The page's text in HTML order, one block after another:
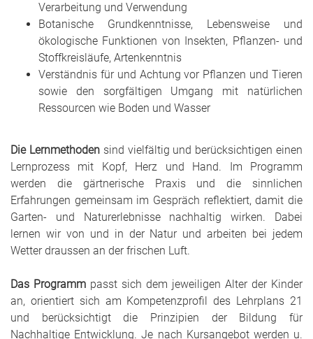
Verarbeitung und Verwendung
Botanische Grundkenntnisse, Lebensweise und
ökologische Funktionen von Insekten, Pflanzen- und
Stoffkreisläufe, Artenkenntnis
Verständnis für und Achtung vor Pflanzen und Tieren
sowie den sorgfältigen Umgang mit natürlichen
Ressourcen wie Boden und Wasser
Die Lernmethodensind vielfältig und berücksichtigen einen
Lernprozess mit Kopf, Herz und Hand. Im Programm
werden die gärtnerische Praxis und die sinnlichen
Erfahrungen gemeinsam im Gespräch reflektiert, damit die
Garten- und Naturerlebnisse nachhaltig wirken. Dabei
lernen wir von und in der Natur und arbeiten bei jedem
Wetter draussen an der frischen Luft.
Das Programm passt sich dem jeweiligen Alter der Kinder
an, orientiert sich am Kompetenzprofil des Lehrplans 21
und berücksichtigt die Prinzipien der Bildung für
Nachhaltige Entwicklung. Je nach Kursangebot werden u.